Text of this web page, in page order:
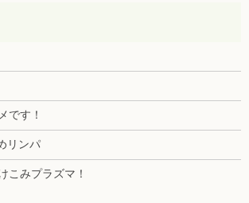
です！
リンパ
こみプラズマ！